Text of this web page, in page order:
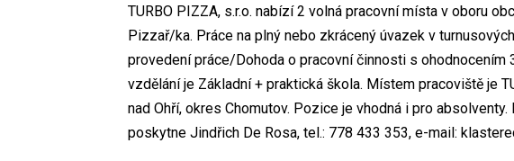
TURBO PIZZA, s.r.o. nabízí 2 volná pracovní místa v oboru
Pizzař/ka. Práce na plný nebo zkrácený úvazek v
provedení práce/Dohoda o pracovní činnosti s
vzdělání je Základní + praktická škola. Místem pracoviště je
nad Ohří, okres Chomutov. Pozice je vhodná i pro
poskytne Jindřich De Rosa, tel.: 778 433 353, e-mail: